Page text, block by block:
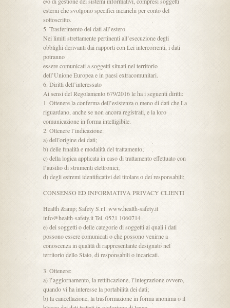
esterni che svolgono specifici incarichi per conto del
sottoscritto.
5. Trasferimento dei dati all’estero
Nei limiti strettamente pertinenti all’esecuzione degli
obblighi derivanti dai rapporti con Lei intercorrenti, i dati
potranno
essere comunicati a soggetti situati nel territorio
dell’Unione Europea e in paesi extracomunitari.
6. Diritti dell’interessato
Ai sensi del Regolamento 679/2016 le ha i seguenti diritti:
1. Ottenere la conferma dell’esistenza o meno di dati che La
riguardano, anche se non ancora registrati, e la loro
comunicazione in forma intelligibile.
2. Ottenere l’indicazione:
a) dell’origine dei dati;
b) delle finalità e modalità del trattamento;
c) della logica applicata in caso di trattamento effettuato con
l’ausilio di strumenti elettronici;
d) degli estremi identificativi del titolare o dei responsabili;
CONSENSO ED INFORMATIVA PRIVACY CLIENTI
Health &amp; Safety S.r.l. www.health-safety.it
info@health-safety.it Tel. 0521 1060714
e) dei soggetti o delle categorie di soggetti ai quali i dati
possono essere comunicati o che possono venirne a
conoscenza in qualità di rappresentante designato nel
territorio dello Stato, di responsabili o incaricati.
3. Ottenere:
a) l’aggiornamento, la rettificazione, l’integrazione ovvero,
quando vi ha interesse la portabilità dei dati;
b) la cancellazione, la trasformazione in forma anonima o il